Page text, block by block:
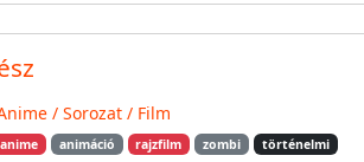
/ Sorozat / Film
anime animáció rajzfilm zombi
történelmi